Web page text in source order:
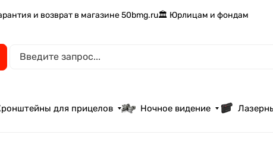
и возврат в магазине 50bmg.ru🏛️ Юрлицам и фондам
для прицелов Ночное видение